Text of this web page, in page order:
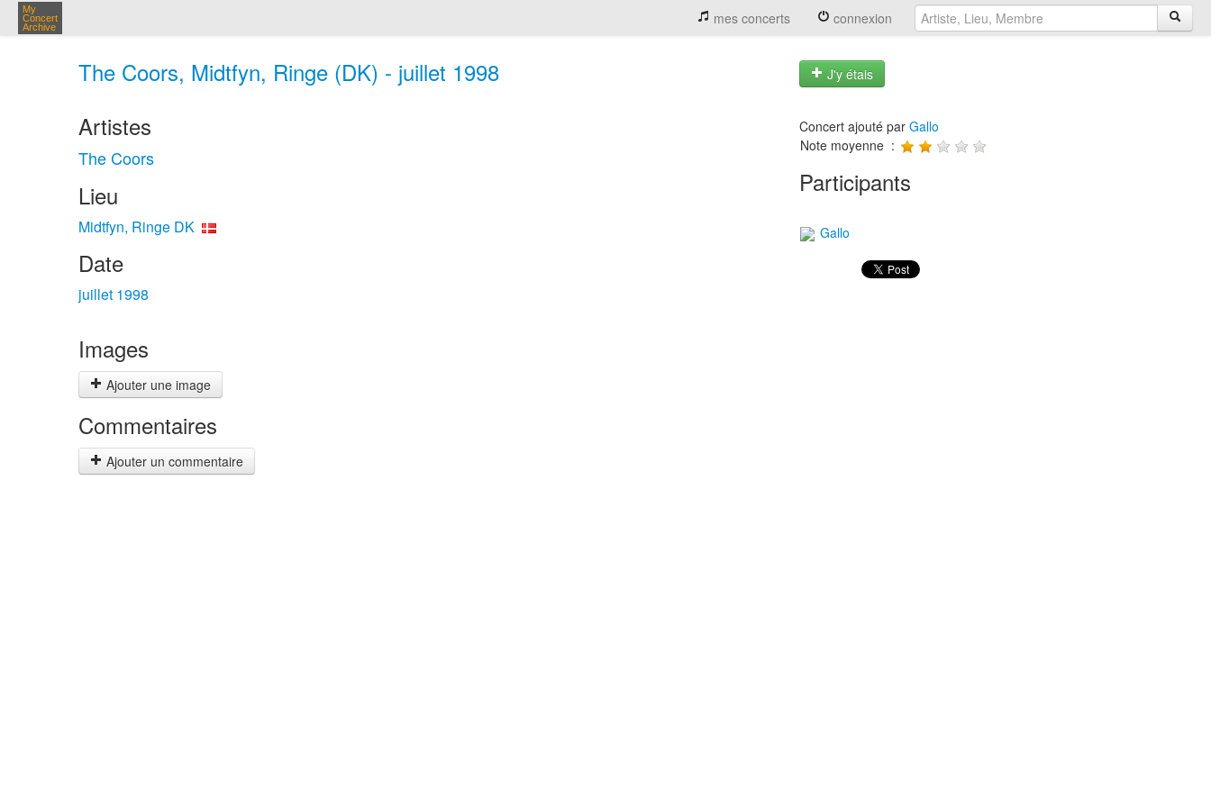
My
Concert
Archive
mes concerts connexion
The Coors, Midtfyn, Ringe (DK) - juillet 1998 J'y étais
Artistes
The Coors
Lieu
Midtfyn, Ringe DK
Date
juillet 1998
Images
Ajouter une image
Commentaires
Ajouter un commentaire
Concert ajouté par Gallo
Note moyenne :
Participants
Gallo